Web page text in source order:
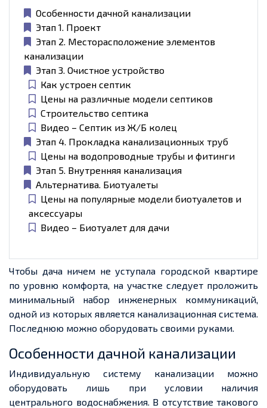
Особенности дачной канализации
Этап 1. Проект
Этап 2. Месторасположение элементов
канализации
Этап 3. Очистное устройство
Как устроен септик
Цены на различные модели септиков
Строительство септика
Видео – Септик из Ж/Б колец
Этап 4. Прокладка канализационных труб
Цены на водопроводные трубы и фитинги
Этап 5. Внутренняя канализация
Альтернатива. Биотуалеты
Цены на популярные модели биотуалетов и
аксессуары
Видео – Биотуалет для дачи
Чтобы дача ничем не уступала городской квартире
по уровню комфорта, на участке следует проложить
минимальный набор инженерных коммуникаций,
одной из которых является канализационная система.
Последнюю можно оборудовать своими руками.
Особенности дачной канализации
Индивидуальную систему канализации можно
оборудовать лишь при условии наличия
центрального водоснабжения. В отсутствие такового